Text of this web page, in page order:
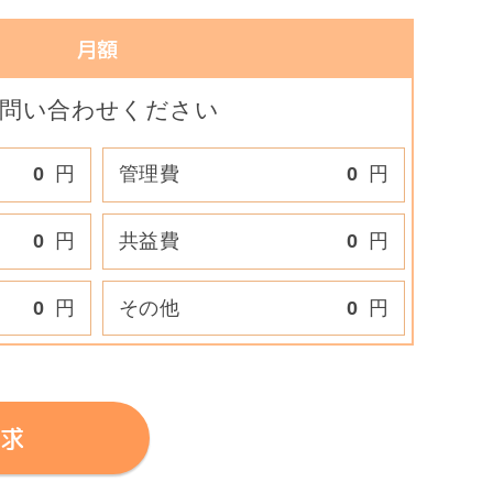
月額
い合わせください
0 円 管理費 0 円
0 円 共益費 0 円
0 円 その他 0 円